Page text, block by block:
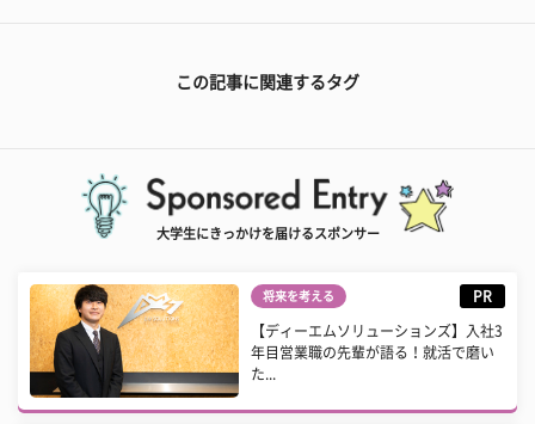
この記事に関連するタグ
大学生にきっかけを届けるスポンサー
将来を考える PR
【ディーエムソリューションズ】入社3
年目営業職の先輩が語る！就活で磨い
た...